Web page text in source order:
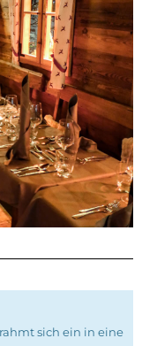
sich ein in eine